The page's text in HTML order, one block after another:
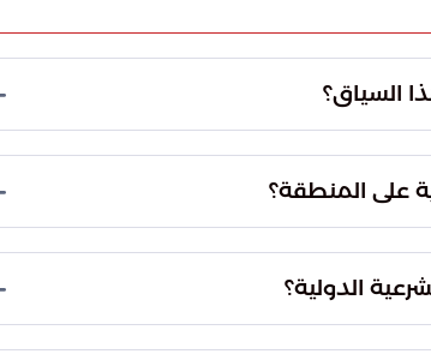
السياق؟
عن الصف الدولي وتقويضاً للاتفاقيات
على المنطقة؟
في النظام العالمي. كما تساهم هذه
إلى تسوية عادلة.
الدولية؟